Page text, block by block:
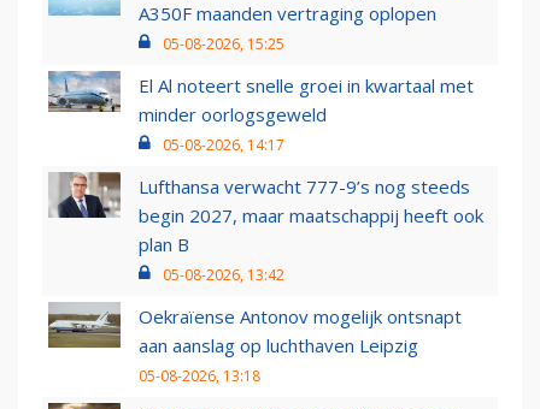
A350F maanden vertraging oplopen
05-08-2026, 15:25
El Al noteert snelle groei in kwartaal met
minder oorlogsgeweld
05-08-2026, 14:17
Lufthansa verwacht 777-9’s nog steeds
begin 2027, maar maatschappij heeft ook
plan B
05-08-2026, 13:42
Oekraïense Antonov mogelijk ontsnapt
aan aanslag op luchthaven Leipzig
05-08-2026, 13:18